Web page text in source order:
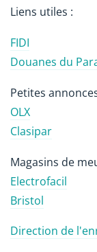
Liens utiles :
FIDI
Douanes du
Petites
OLX
Clasipar
Magasins de
Electrofacil
Bristol
Direction de